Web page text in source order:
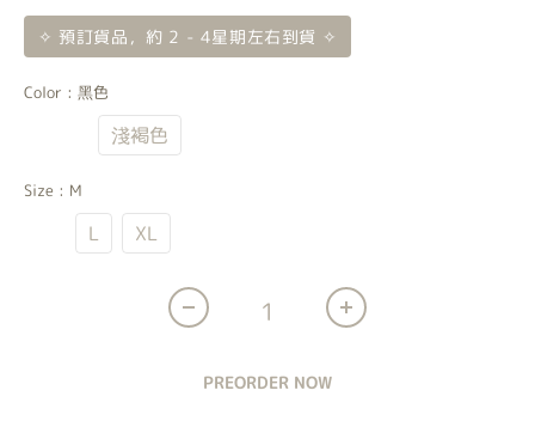
✧ 預訂貨品，約 2 - 4星期左右到貨 ✧
Color : 黑色
淺褐色
Size : M
L XL
PREORDER NOW